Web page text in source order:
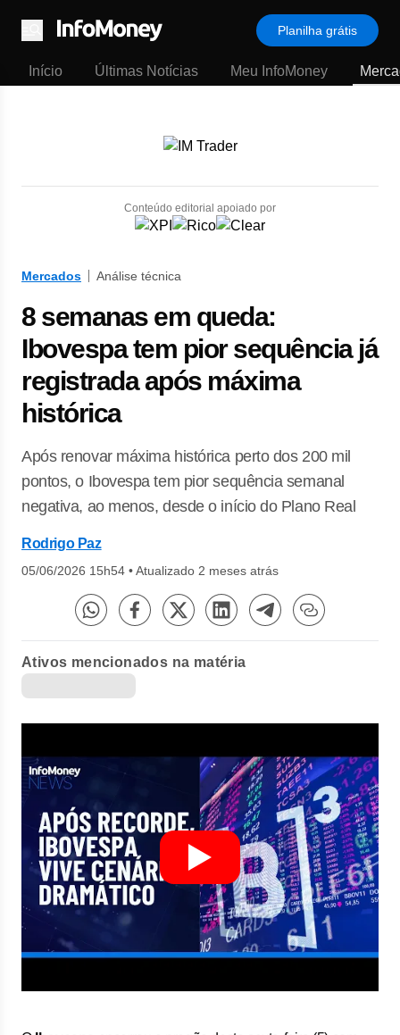
Menu
Planilha grátis
Início Últimas Notícias Meu InfoMoney
Conteúdo editorial apoiado por
Mercados Análise técnica
8 semanas em queda:
Ibovespa tem pior sequência já
registrada após máxima
histórica
Após renovar máxima histórica perto dos 200 mil
pontos, o Ibovespa tem pior sequência semanal
negativa, ao menos, desde o início do Plano Real
Rodrigo Paz
05/06/2026 15h54 •Atualizado 2 meses atrás
Ativos mencionados na matéria